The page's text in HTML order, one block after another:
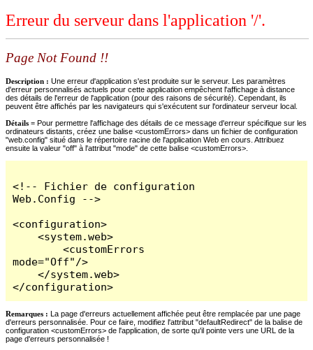
Erreur du serveur dans l'application '/'.
Page Not Found !!
Description : Une erreur d'application s'est produite sur le serveur. Les paramètres
d'erreur personnalisés actuels pour cette application empêchent l'affichage à distance
des détails de l'erreur de l'application (pour des raisons de sécurité). Cependant, ils
peuvent être affichés par les navigateurs qui s'exécutent sur l'ordinateur serveur local.
Détails = Pour permettre l'affichage des détails de ce message d'erreur spécifique sur les
ordinateurs distants, créez une balise <customErrors> dans un fichier de configuration
"web.config" situé dans le répertoire racine de l'application Web en cours. Attribuez
ensuite la valeur "off" à l'attribut "mode" de cette balise <customErrors>.
<!-- Fichier de configuration
Web.Config -->
<configuration>
    <system.web>
        <customErrors
mode="Off"/>
    </system.web>
</configuration>
Remarques : La page d'erreurs actuellement affichée peut être remplacée par une page
d'erreurs personnalisée. Pour ce faire, modifiez l'attribut "defaultRedirect" de la balise de
configuration <customErrors> de l'application, de sorte qu'il pointe vers une URL de la
page d'erreurs personnalisée !